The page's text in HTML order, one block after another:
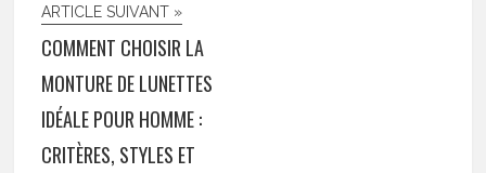
ARTICLE SUIVANT »
COMMENT CHOISIR LA
MONTURE DE LUNETTES
IDÉALE POUR HOMME :
CRITÈRES, STYLES ET